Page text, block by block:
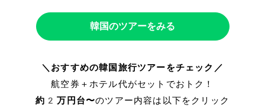
韓国のツアーをみる
＼おすすめの韓国旅行ツアーをチェック／
航空券＋ホテル代がセットでおトク！
約2万円台〜のツアー内容は以下をクリック